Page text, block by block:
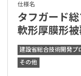
仕様名
タフガード
軟形厚膜形
建設省総合技術開発プ
その他